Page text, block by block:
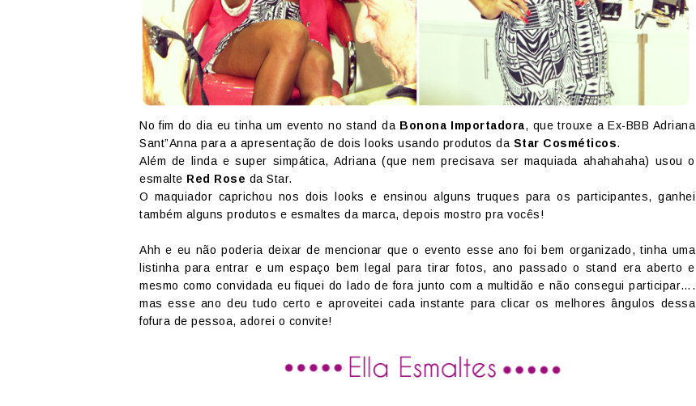
No fim do dia eu tinha um evento no stand da Bonona Importadora, que trouxe a Ex-BBB Adriana
Sant”Anna para a apresentação de dois looks usando produtos da Star Cosméticos.
Além de linda e super simpática, Adriana (que nem precisava ser maquiada ahahahaha) usou o
esmalte Red Rose da Star.
O maquiador caprichou nos dois looks e ensinou alguns truques para os participantes, ganhei
também alguns produtos e esmaltes da marca, depois mostro pra vocês!
Ahh e eu não poderia deixar de mencionar que o evento esse ano foi bem organizado, tinha uma
listinha para entrar e um espaço bem legal para tirar fotos, ano passado o stand era aberto e
mesmo como convidada eu fiquei do lado de fora junto com a multidão e não consegui participar….
mas esse ano deu tudo certo e aproveitei cada instante para clicar os melhores ângulos dessa
fofura de pessoa, adorei o convite!